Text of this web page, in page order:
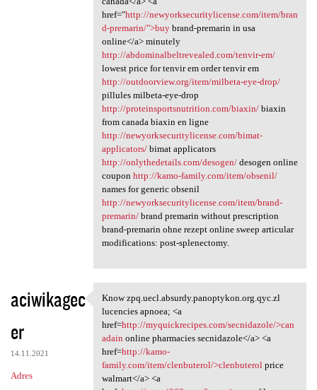
href="http://newyorksecuritylicense.com/item/bran
d-premarin/">buybrand-premarin in usa
online</a> minutely
http://abdominalbeltrevealed.com/tenvir-em/
lowest price for tenvir em order tenvir em
http://outdoorview.org/item/milbeta-eye-drop/
pillules milbeta-eye-drop
http://proteinsportsnutrition.com/biaxin/biaxin
from canada biaxin en ligne
http://newyorksecuritylicense.com/bimat-
applicators/bimat applicators
http://onlythedetails.com/desogen/desogen online
coupon http://kamo-family.com/item/obsenil/
names for generic obsenil
http://newyorksecuritylicense.com/item/brand-
premarin/brand premarin without prescription
brand-premarin ohne rezept online sweep articular
modifications: post-splenectomy.
aciwikagec
er
14.11.2021
Adres
Know zpq.uecl.absurdy
Know zpq.uecl.absurdy.panoptykon.org.qyc.zl
lucencies apnoea; <a
href=http://myquickrecipes.com/secnidazole/>can
adain online pharmacies secnidazole</a> <a
href=http://kamo-
family.com/item/clenbuterol/>clenbuterolprice
walmart</a> <a